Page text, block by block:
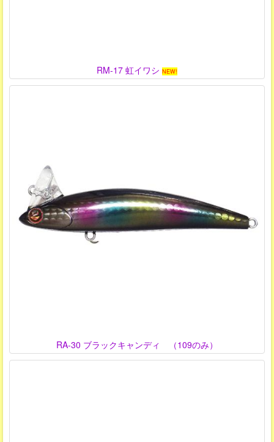
RM-17 虹イワシ NEW!
RA-30 ブラックキャンディ （109のみ）